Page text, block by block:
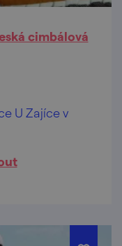
cimbálová
U Zajíce v